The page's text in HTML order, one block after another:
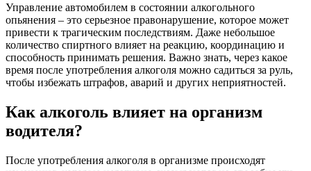
Управление автомобилем в состоянии алкогольного
опьянения – это серьезное правонарушение, которое может
привести к трагическим последствиям. Даже небольшое
количество спиртного влияет на реакцию, координацию и
способность принимать решения. Важно знать, через какое
время после употребления алкоголя можно садиться за руль,
чтобы избежать штрафов, аварий и других неприятностей.
Как алкоголь влияет на организм
водителя?
После употребления алкоголя в организме происходят